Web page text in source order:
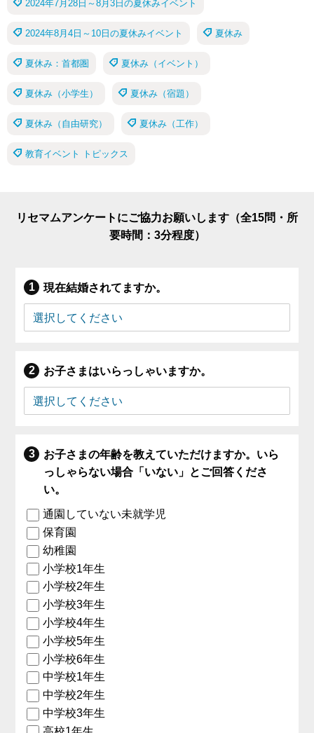
2024年7月28日～8月3日の夏休みイベント
2024年8月4日～10日の夏休みイベント 夏休み
夏休み：首都圏 夏休み（イベント）
夏休み（小学生） 夏休み（宿題）
夏休み（自由研究） 夏休み（工作）
教育イベント トピックス
リセマムアンケートにご協力お願いします（全15問・所
要時間：3分程度）
現在結婚されてますか。
お子さまはいらっしゃいますか。
お子さまの年齢を教えていただけますか。いら
っしゃらない場合「いない」とご回答くださ
い。
通園していない未就学児
保育園
幼稚園
小学校1年生
小学校2年生
小学校3年生
小学校4年生
小学校5年生
小学校6年生
中学校1年生
中学校2年生
中学校3年生